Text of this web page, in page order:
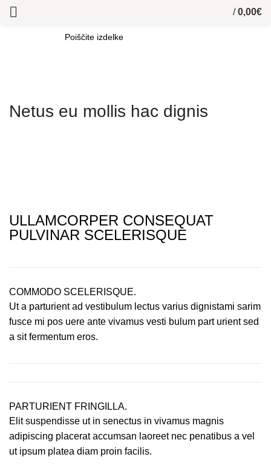
/ 0,00€
Netus eu mollis hac dignis
ULLAMCORPER CONSEQUAT
PULVINAR SCELERISQUE
COMMODO SCELERISQUE.
Ut a parturient ad vestibulum lectus varius dignistami sarim
fusce mi pos uere ante vivamus vesti bulum part urient sed
a sit fermentum eros.
PARTURIENT FRINGILLA.
Elit suspendisse ut in senectus in vivamus magnis
adipiscing placerat accumsan laoreet nec penatibus a vel
ut ipsum platea diam proin facilis.